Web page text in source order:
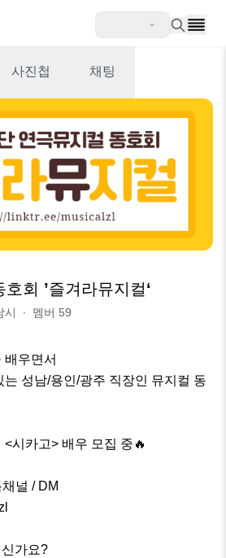
사진첩 채팅
회 ’즐겨라뮤지컬‘
시 ∙ 멤버 59
배우면서
성남/용인/광주 직장인 뮤지컬 동
시카고> 배우 모집 중🔥
널 / DM
가요?